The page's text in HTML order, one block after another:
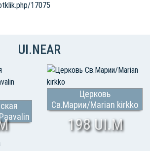
17075
UI.NEAR
Церковь
Св.Марии/Marian kirkko
198 UI.M